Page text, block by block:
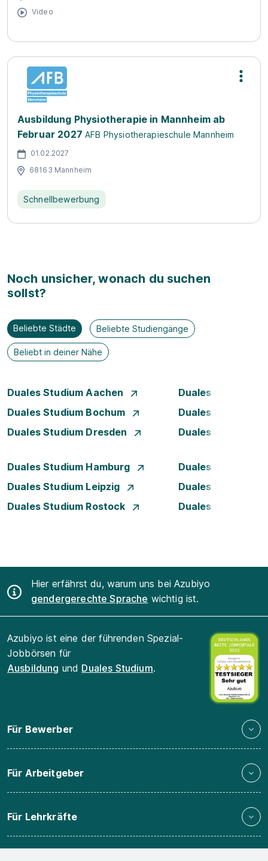
Video
Ausbildung Physiotherapie in Mannheim ab
Februar 2027 AFB Physiotherapieschule Mannheim
01.02.2027
68163 Mannheim
Schnellbewerbung
Noch unsicher, wonach du suchen
sollst?
Beliebte Städte Beliebte Studiengänge
Beliebt in deiner Nähe
Duales Studium Aachen
Duales Studium
Duales Studium Bochum
Duales Studium
Duales Studium Dresden
Duales Studium
Duales Studium Hamburg
Duales Studium
Duales Studium Leipzig
Duales Studium
Duales Studium Rostock
Duales Studium
Hier erfährst du, warum uns bei Azubiyo
gendergerechte Sprache wichtig ist.
Azubiyo ist eine der führenden Spezial-
Jobbörsen für
Ausbildung und Duales Studium.
Für Bewerber
Für Arbeitgeber
Für Lehrkräfte